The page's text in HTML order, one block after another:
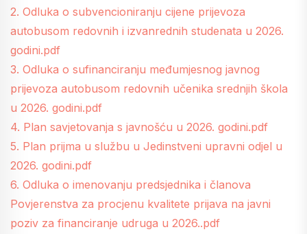
2. Odluka o subvencioniranju cijene prijevoza
autobusom redovnih i izvanrednih studenata u 2026.
godini.pdf
3. Odluka o sufinanciranju međumjesnog javnog
prijevoza autobusom redovnih učenika srednjih škola
u 2026. godini.pdf
4. Plan savjetovanja s javnošću u 2026. godini.pdf
5. Plan prijma u službu u Jedinstveni upravni odjel u
2026. godini.pdf
6. Odluka o imenovanju predsjednika i članova
Povjerenstva za procjenu kvalitete prijava na javni
poziv za financiranje udruga u 2026..pdf